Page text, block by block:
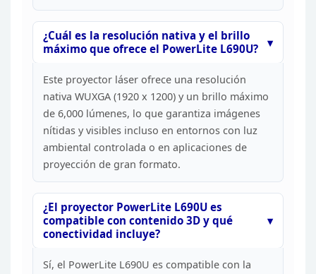
¿Cuál es la resolución nativa y el brillo
máximo que ofrece el PowerLite L690U?
Este proyector láser ofrece una resolución
nativa WUXGA (1920 x 1200) y un brillo máximo
de 6,000 lúmenes, lo que garantiza imágenes
nítidas y visibles incluso en entornos con luz
ambiental controlada o en aplicaciones de
proyección de gran formato.
¿El proyector PowerLite L690U es
compatible con contenido 3D y qué
conectividad incluye?
Sí, el PowerLite L690U es compatible con la